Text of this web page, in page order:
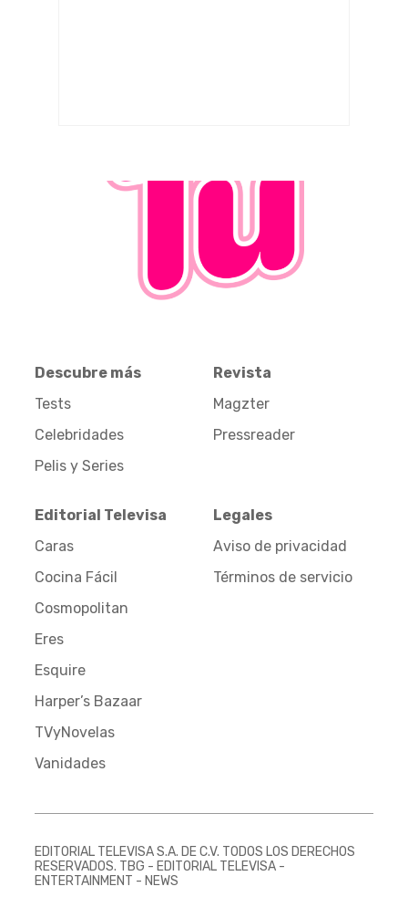
Descubre más
Tests
Celebridades
Pelis y Series
Revista
Magzter
Pressreader
Editorial Televisa
Caras
Cocina Fácil
Cosmopolitan
Eres
Esquire
Harper’s Bazaar
TVyNovelas
Vanidades
Legales
Aviso de privacidad
Términos de servicio
EDITORIAL TELEVISA S.A. DE C.V. TODOS LOS DERECHOS
RESERVADOS. TBG - EDITORIAL TELEVISA -
ENTERTAINMENT - NEWS